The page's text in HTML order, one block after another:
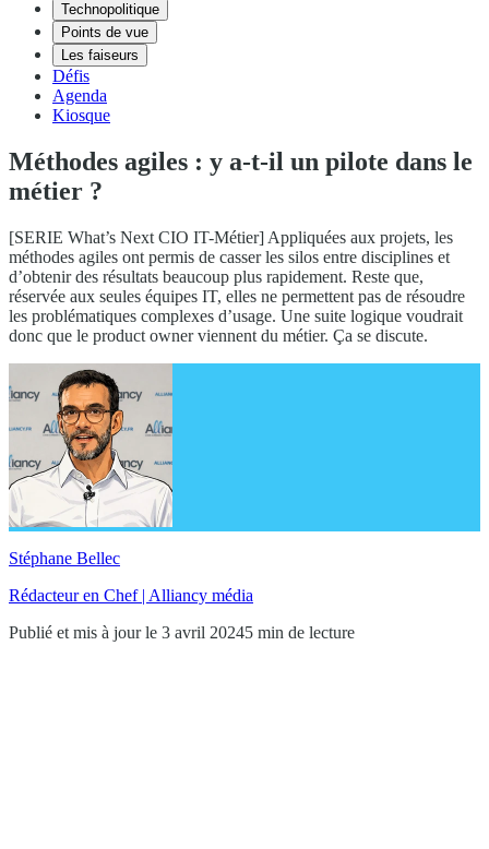
Technopolitique
Points de vue
Les faiseurs
Défis
Agenda
Kiosque
Méthodes agiles : y a-t-il un pilote dans le
métier ?
[SERIE What’s Next CIO IT-Métier] Appliquées aux projets, les
méthodes agiles ont permis de casser les silos entre disciplines et
d’obtenir des résultats beaucoup plus rapidement. Reste que,
réservée aux seules équipes IT, elles ne permettent pas de résoudre
les problématiques complexes d’usage. Une suite logique voudrait
donc que le product owner viennent du métier. Ça se discute.
Stéphane Bellec
Rédacteur en Chef | Alliancy média
Publié et mis à jour le 3 avril 20245 min de lecture